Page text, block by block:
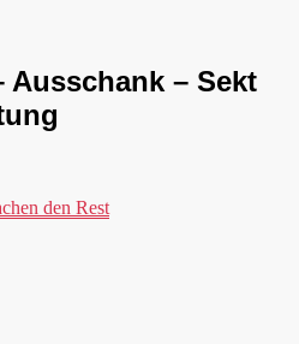
Ausschank – Sekt